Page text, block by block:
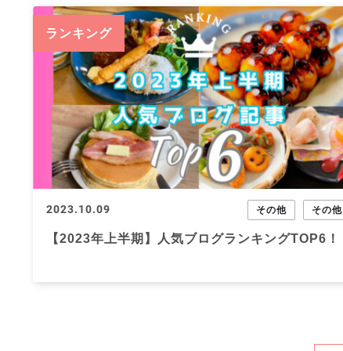
ランキング
2023.10.09 その他 その他
【2023年上半期】人気ブログランキングTOP6！